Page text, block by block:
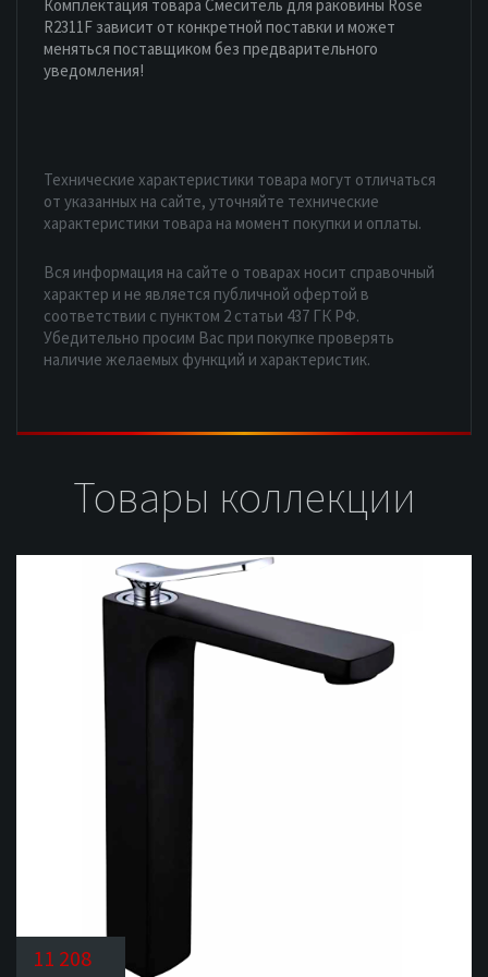
Комплектация товара Смеситель для раковины Rose
R2311F зависит от конкретной поставки и может
меняться поставщиком без предварительного
уведомления!
Технические характеристики товара могут отличаться
от указанных на сайте, уточняйте технические
характеристики товара на момент покупки и оплаты.
Вся информация на сайте о товарах носит справочный
характер и не является публичной офертой в
соответствии с пунктом 2 статьи 437 ГК РФ.
Убедительно просим Вас при покупке проверять
наличие желаемых функций и характеристик.
Товары коллекции
11 208